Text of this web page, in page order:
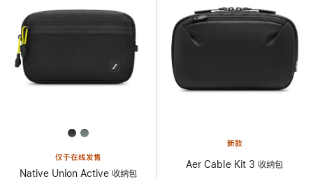
仅于在线发售
Native Union Active 收纳包
新款
Aer Cable Kit 3 收纳包